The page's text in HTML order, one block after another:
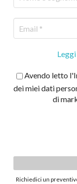
Avendo letto
dei miei dati
di
Richiedici un